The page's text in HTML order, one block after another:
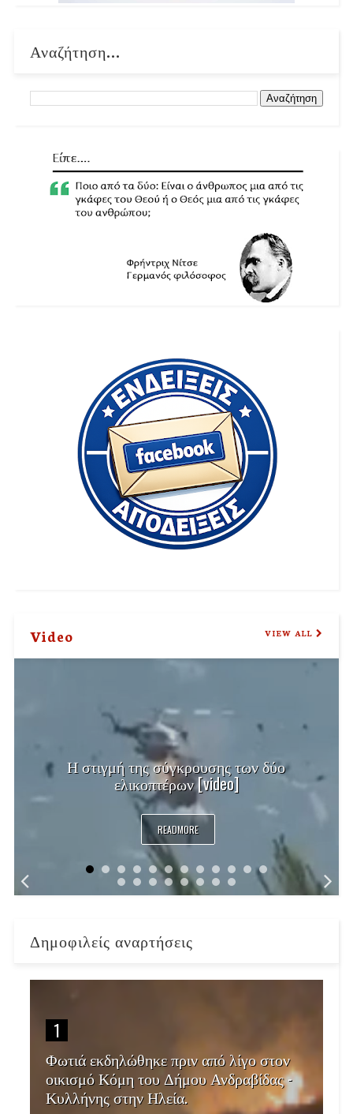
Αναζήτηση...
Video VIEW ALL
Η στιγμή της σύγκρουσης των δύο
ελικοπτέρων [video]
READMORE
Δημοφιλείς αναρτήσεις
1
Φωτιά εκδηλώθηκε πριν από λίγο στον
οικισμό Κόμη του Δήμου Ανδραβίδας -
Κυλλήνης στην Ηλεία.